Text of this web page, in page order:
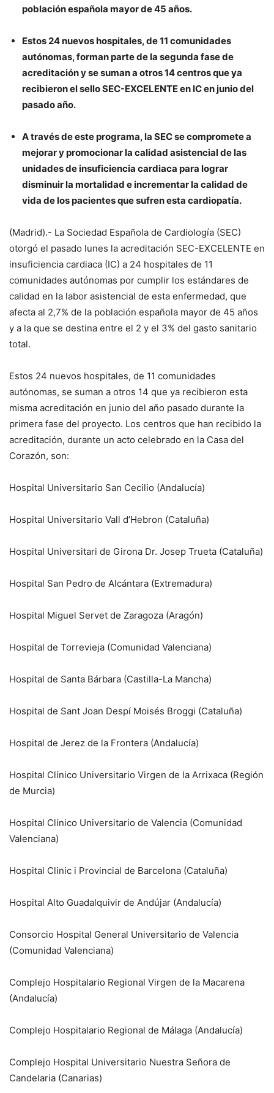
población española mayor de 45 años.
Estos 24 nuevos hospitales, de 11 comunidades
autónomas, forman parte de la segunda fase de
acreditación y se suman a otros 14 centros que ya
recibieron el sello SEC-EXCELENTE en IC en junio del
pasado año.
A través de este programa, la SEC se compromete a
mejorar y promocionar la calidad asistencial de las
unidades de insuficiencia cardiaca para lograr
disminuir la mortalidad e incrementar la calidad de
vida de los pacientes que sufren esta cardiopatía.
(Madrid).- La Sociedad Española de Cardiología (SEC)
otorgó el pasado lunes la acreditación SEC-EXCELENTE en
insuficiencia cardiaca (IC) a 24 hospitales de 11
comunidades autónomas por cumplir los estándares de
calidad en la labor asistencial de esta enfermedad, que
afecta al 2,7% de la población española mayor de 45 años
y a la que se destina entre el 2 y el 3% del gasto sanitario
total.
Estos 24 nuevos hospitales, de 11 comunidades
autónomas, se suman a otros 14 que ya recibieron esta
misma acreditación en junio del año pasado durante la
primera fase del proyecto. Los centros que han recibido la
acreditación, durante un acto celebrado en la Casa del
Corazón, son:
Hospital Universitario San Cecilio (Andalucía)
Hospital Universitario Vall d’Hebron (Cataluña)
Hospital Universitari de Girona Dr. Josep Trueta (Cataluña)
Hospital San Pedro de Alcántara (Extremadura)
Hospital Miguel Servet de Zaragoza (Aragón)
Hospital de Torrevieja (Comunidad Valenciana)
Hospital de Santa Bárbara (Castilla-La Mancha)
Hospital de Sant Joan Despí Moisés Broggi (Cataluña)
Hospital de Jerez de la Frontera (Andalucía)
Hospital Clínico Universitario Virgen de la Arrixaca (Región
de Murcia)
Hospital Clínico Universitario de Valencia (Comunidad
Valenciana)
Hospital Clinic i Provincial de Barcelona (Cataluña)
Hospital Alto Guadalquivir de Andújar (Andalucía)
Consorcio Hospital General Universitario de Valencia
(Comunidad Valenciana)
Complejo Hospitalario Regional Virgen de la Macarena
(Andalucía)
Complejo Hospitalario Regional de Málaga (Andalucía)
Complejo Hospital Universitario Nuestra Señora de
Candelaria (Canarias)